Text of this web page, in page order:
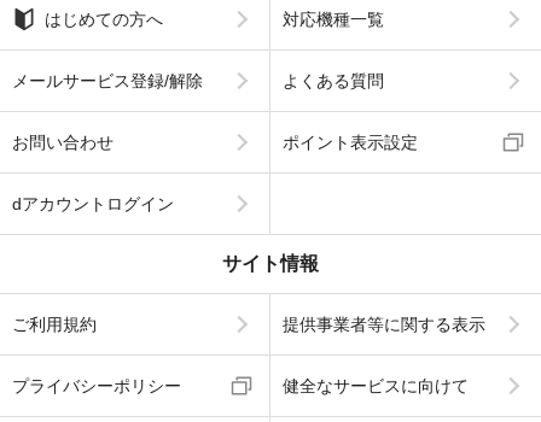
はじめての方へ 対応機種一覧
メールサービス登録/解除 よくある質問
お問い合わせ ポイント表示設定
dアカウントログイン
サイト情報
ご利用規約 提供事業者等に関する表示
プライバシーポリシー 健全なサービスに向けて